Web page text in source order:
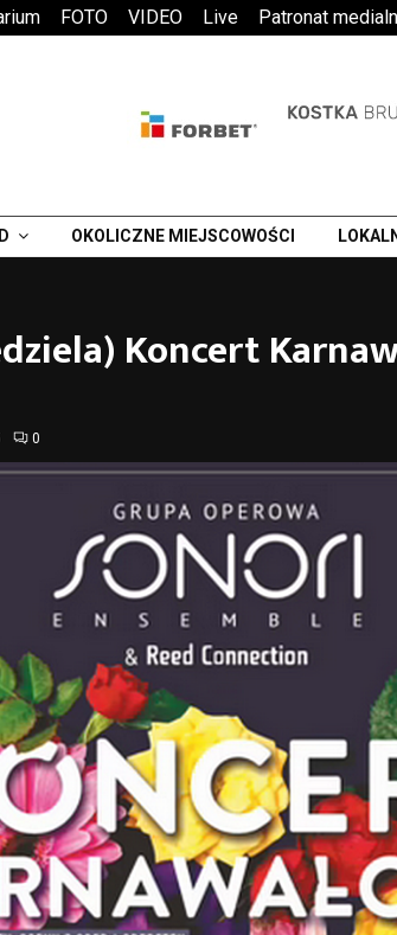
FOTO VIDEO Live Patronat
OKOLICZNE MIEJSCOWOŚCI
Koncert
0